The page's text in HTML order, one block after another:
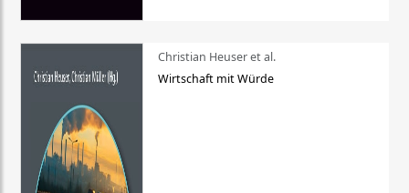
Christian Heuser et al.
Wirtschaft mit Würde